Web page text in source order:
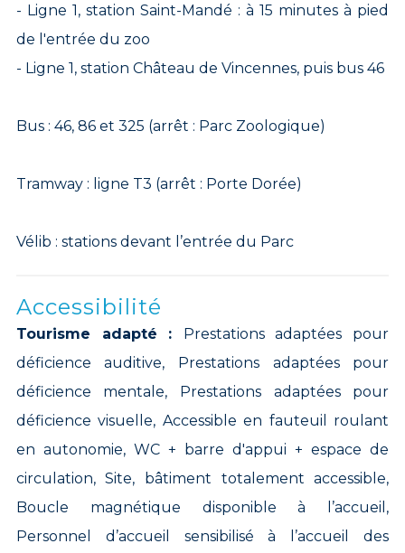
- Ligne 1, station Saint-Mandé : à 15 minutes à pied
de l'entrée du zoo
- Ligne 1, station Château de Vincennes, puis bus 46
Bus : 46, 86 et 325 (arrêt : Parc Zoologique)
Tramway : ligne T3 (arrêt : Porte Dorée)
Vélib : stations devant l’entrée du Parc
Accessibilité
Tourisme adapté : Prestations adaptées pour
déficience auditive, Prestations adaptées pour
déficience mentale, Prestations adaptées pour
déficience visuelle, Accessible en fauteuil roulant
en autonomie, WC + barre d'appui + espace de
circulation, Site, bâtiment totalement accessible,
Boucle magnétique disponible à l’accueil,
Personnel d’accueil sensibilisé à l’accueil des